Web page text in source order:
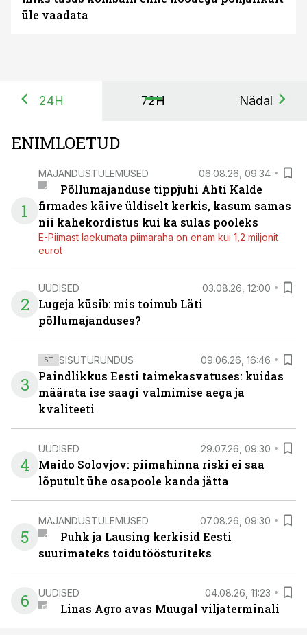
üle vaadata
24H 72H Nädal
ENIMLOETUD
1
MAJANDUSTULEMUSED 06.08.26, 09:34
Põllumajanduse tippjuhi Ahti Kalde
firmades käive üldiselt kerkis, kasum samas
nii kahekordistus kui ka sulas pooleks
E-Piimast laekumata piimaraha on enam kui 1,2 miljonit
eurot
2
UUDISED 03.08.26, 12:00
Lugeja küsib: mis toimub Läti
põllumajanduses?
3
ST SISUTURUNDUS 09.06.26, 16:46
Paindlikkus Eesti taimekasvatuses: kuidas
määrata ise saagi valmimise aega ja
kvaliteeti
4
UUDISED 29.07.26, 09:30
Maido Solovjov: piimahinna riski ei saa
lõputult ühe osapoole kanda jätta
5
MAJANDUSTULEMUSED 07.08.26, 09:30
Puhk ja Lausing kerkisid Eesti
suurimateks toidutöösturiteks
6 UUDISED 04.08.26, 11:23
Linas Agro avas Muugal viljaterminali